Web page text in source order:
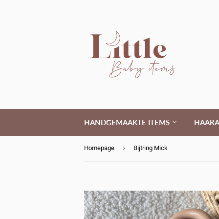
HANDGEMAAKTE ITEMS
Homepage › Bijtring Mick